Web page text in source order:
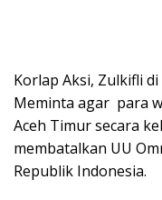
Korlap Aksi, Zulkifli
Meminta agar para
Aceh Timur secara
membatalkan UU
Republik Indonesia.